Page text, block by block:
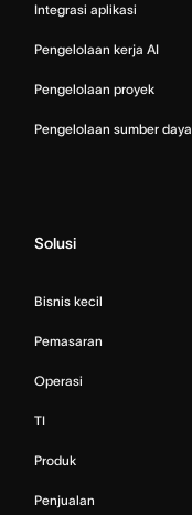
Integrasi aplikasi
Pengelolaan kerja AI
Pengelolaan proyek
Pengelolaan sumber daya
Solusi
Bisnis kecil
Pemasaran
Operasi
TI
Produk
Penjualan